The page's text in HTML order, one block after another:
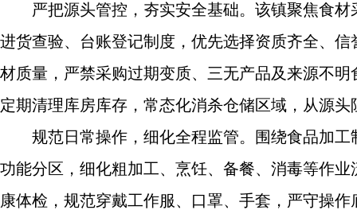
严把源头管控，夯实安全基础。该镇聚焦食
进货查验、台账登记制度，优先选择资质齐全、
材质量，严禁采购过期变质、三无产品及来源不
定期清理库房库存，常态化消杀仓储区域，从源
规范日常操作，细化全程监管。围绕食品加
功能分区，细化粗加工、烹饪、备餐、消毒等作
康体检，规范穿戴工作服、口罩、手套，严守操